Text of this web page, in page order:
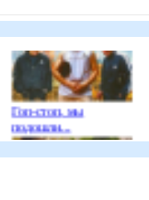
Гоп-стоп, мы
подошли...